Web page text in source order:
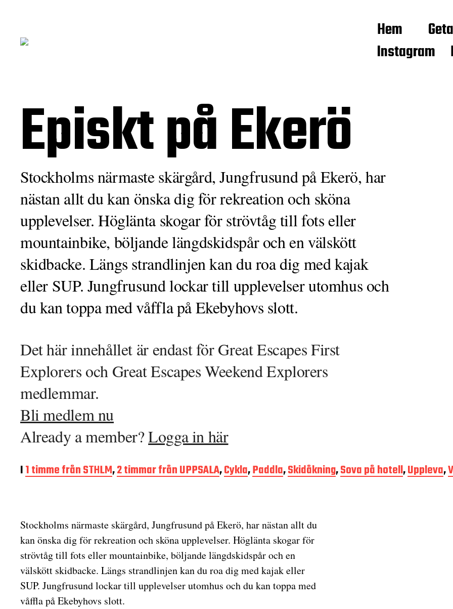
Hem
Instagram
Episkt på Ekerö
Stockholms närmaste skärgård, Jungfrusund på Ekerö, har
nästan allt du kan önska dig för rekreation och sköna
upplevelser. Höglänta skogar för strövtåg till fots eller
mountainbike, böljande längdskidspår och en välskött
skidbacke. Längs strandlinjen kan du roa dig med kajak
eller SUP. Jungfrusund lockar till upplevelser utomhus och
du kan toppa med våffla på Ekebyhovs slott.
Det här innehållet är endast för Great Escapes First
Explorers och Great Escapes Weekend Explorers
medlemmar.
Bli medlem nu
Already a member?Logga in här
I1 timme från STHLM,2 timmar från UPPSALA,Cykla,Paddla,Skidåkning,Sova på hotell,Uppleva,
Stockholms närmaste skärgård, Jungfrusund på Ekerö, har nästan allt du
kan önska dig för rekreation och sköna upplevelser. Höglänta skogar för
strövtåg till fots eller mountainbike, böljande längdskidspår och en
välskött skidbacke. Längs strandlinjen kan du roa dig med kajak eller
SUP. Jungfrusund lockar till upplevelser utomhus och du kan toppa med
våffla på Ekebyhovs slott.